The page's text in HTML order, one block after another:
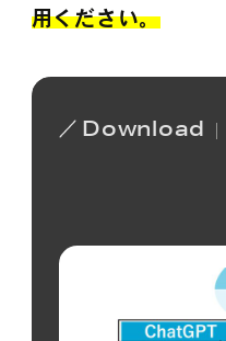
用ください。
Download